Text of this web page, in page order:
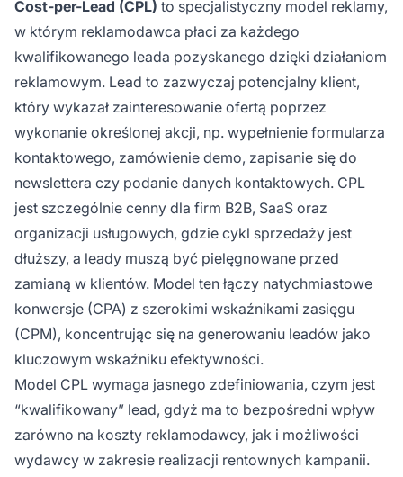
Cost-per-Lead (CPL) to specjalistyczny model reklamy,
w którym reklamodawca płaci za każdego
kwalifikowanego leada pozyskanego dzięki działaniom
reklamowym. Lead to zazwyczaj potencjalny klient,
który wykazał zainteresowanie ofertą poprzez
wykonanie określonej akcji, np. wypełnienie formularza
kontaktowego, zamówienie demo, zapisanie się do
newslettera czy podanie danych kontaktowych. CPL
jest szczególnie cenny dla firm B2B, SaaS oraz
organizacji usługowych, gdzie cykl sprzedaży jest
dłuższy, a leady muszą być pielęgnowane przed
zamianą w klientów. Model ten łączy natychmiastowe
konwersje (CPA) z szerokimi wskaźnikami zasięgu
(CPM), koncentrując się na generowaniu leadów jako
kluczowym wskaźniku efektywności.
Model CPL wymaga jasnego zdefiniowania, czym jest
“kwalifikowany” lead, gdyż ma to bezpośredni wpływ
zarówno na koszty reklamodawcy, jak i możliwości
wydawcy w zakresie realizacji rentownych kampanii.